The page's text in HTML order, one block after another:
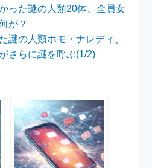
った謎の人類20体、全員女
が？
謎の人類ホモ・ナレディ、
さらに謎を呼ぶ(1/2)